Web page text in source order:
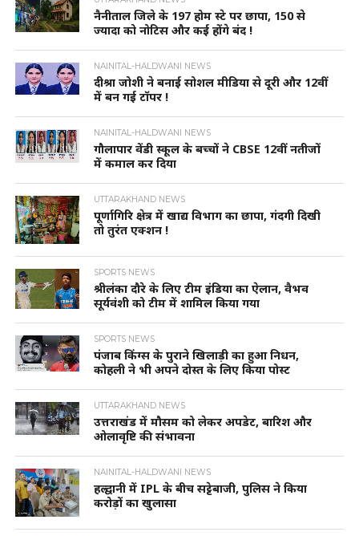
नैनीताल जिले के 197 होम स्टे पर छापा, 150 से
ज्यादा को नोटिस और कई होंगे बंद !
NAINITAL-HALDWANI NEWS
दीश्रा जोशी ने बनाई सोशल मीडिया से दूरी और 12वीं
में बन गई टॉपर !
NAINITAL-HALDWANI NEWS
गौलापार वेंडी स्कूल के बच्चों ने CBSE 12वीं नतीजों
में कमाल कर दिया
UTTARAKHAND NEWS
पूर्णागिरि क्षेत्र में खाद्य विभाग का छापा, गंदगी दिखी
तो तुरंत एक्शन !
SPORTS NEWS
श्रीलंका दौरे के लिए टीम इंडिया का ऐलान, वैभव
सूर्यवंशी को टीम में शामिल किया गया
SPORTS NEWS
पंजाब किंग्स के पुराने खिलाड़ी का हुआ निधन,
कोहली ने भी अपने दोस्त के लिए किया पोस्ट
UTTARAKHAND NEWS
उत्तराखंड में मौसम को लेकर अपडेट, बारिश और
ओलावृष्टि की संभावना
NAINITAL-HALDWANI NEWS
हल्द्वानी में IPL के बीच सट्टेबाजी, पुलिस ने किया
करोड़ों का खुलासा